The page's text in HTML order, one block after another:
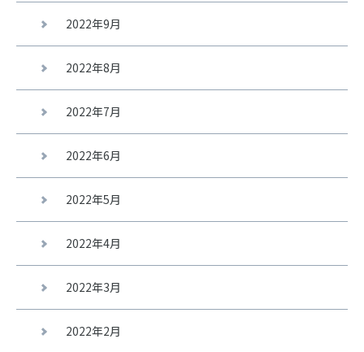
2022年9月
2022年8月
2022年7月
2022年6月
2022年5月
2022年4月
2022年3月
2022年2月